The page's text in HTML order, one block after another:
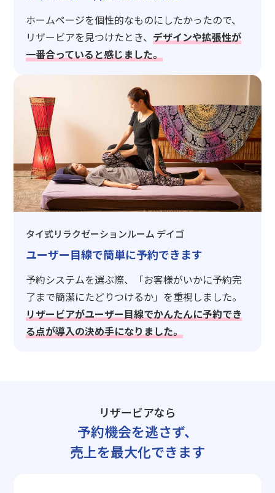
ホームページを個性的なものにしたかったので、
リザービアを見つけたとき、デザインや拡張性が
一番合っていると感じました。
タイ式リラクゼーションルーム デイゴ
ユーザー目線で簡単に予約できます
予約システムを選ぶ際、「お客様がいかに予約完
了まで簡潔にたどりつけるか」を重視しました。
リザービアがユーザー目線でかんたんに予約でき
る点が導入の決め手になりました。
リザービアなら
予約機会を逃さず、
売上を最大化できます